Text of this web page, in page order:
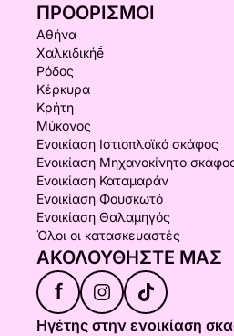
ΠΡΟΟΡΙΣΜΟΊ
Αθήνα
Χαλκιδικήḗ
Ρόδος
Κέρκυρα
Κρήτη
Μύκονος
Ενοικίαση Ιστιοπλοϊκό σκάφος
Ενοικίαση Μηχανοκίνητο
Ενοικίαση Καταμαράν
Ενοικίαση Φουσκωτό
Ενοικίαση Θαλαμηγός
Όλοι οι κατασκευαστές
ΑΚΟΛΟΥΘΉΣΤΕ ΜΑΣ
f
Ηγέτης στην ενοικίαση